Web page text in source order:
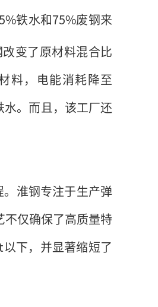
铁水和75%废钢来
变了原材料混合比
料，电能消耗降至
。而且，该工厂还
淮钢专注于生产弹
不仅确保了高质量特
下，并显著缩短了